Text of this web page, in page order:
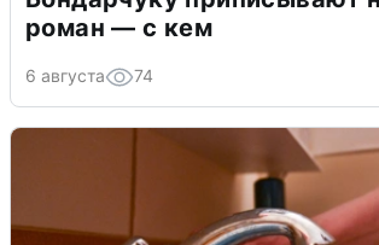
роман — с кем
6 августа 74